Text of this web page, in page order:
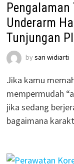
Underarm
Tunjungan
by sari widiarti
Jika kamu
mempermudah
jika sedang
bagaimana